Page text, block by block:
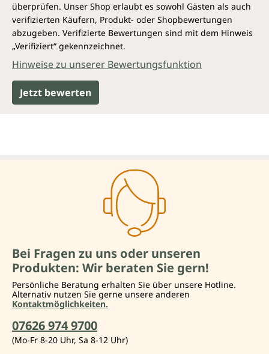
überprüfen. Unser Shop erlaubt es sowohl Gästen als auch
verifizierten Käufern, Produkt- oder Shopbewertungen
abzugeben. Verifizierte Bewertungen sind mit dem Hinweis
„Verifiziert“ gekennzeichnet.
Hinweise zu unserer Bewertungsfunktion
Jetzt bewerten
Bei Fragen zu uns oder unseren
Produkten: Wir beraten Sie gern!
Persönliche Beratung erhalten Sie über unsere Hotline.
Alternativ nutzen Sie gerne unsere anderen
Kontaktmöglichkeiten.
07626 974 9700
(Mo-Fr 8-20 Uhr, Sa 8-12 Uhr)